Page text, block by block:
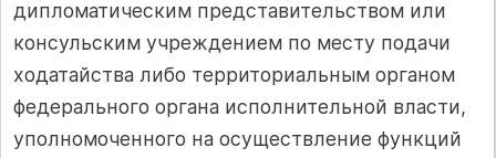
дипломатическим представительством или
консульским учреждением по месту подачи
ходатайства либо территориальным органом
федерального органа исполнительной власти,
уполномоченного на осуществление функций